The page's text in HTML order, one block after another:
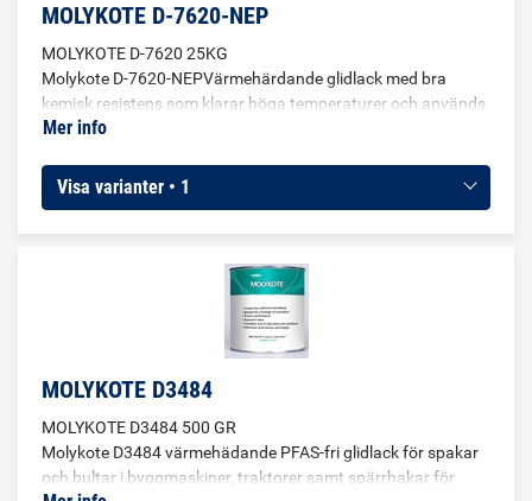
MOLYKOTE D-7620-NEP
MOLYKOTE D-7620 25KG
Molykote D-7620-NEPVärmehärdande glidlack med bra
kemisk resistens som klarar höga temperaturer och används
ofta på packningar, cylinderhuvudtätningar samt
permanent smörjning där oljor och fetter inte kan
användas.För metall/metallkombinationer med långsamma
låga glidhastigheter, svängande rörelser eller intermittenta
Mer info
Visa varianter • 1
MOLYKOTE D3484
MOLYKOTE D3484 500 GR
Molykote D3484 värmehädande PFAS-fri glidlack för spakar
och bultar i byggmaskiner, traktorer samt spärrhakar för